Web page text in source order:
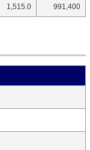
1,515.0 991,400